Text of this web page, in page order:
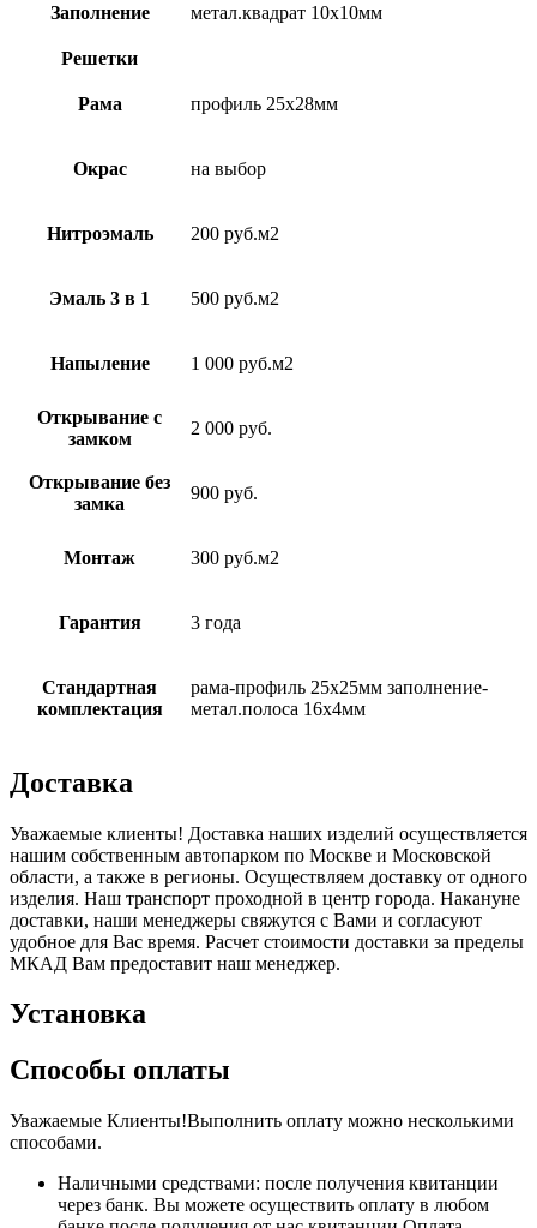
Заполнение метал.квадрат 10х10мм
Решетки
Рама профиль 25х28мм
Окрас на выбор
Нитроэмаль 200 руб.м2
Эмаль 3 в 1 500 руб.м2
Напыление 1 000 руб.м2
Открывание с
замком
2 000 руб.
Открывание без
замка
900 руб.
Монтаж 300 руб.м2
Гарантия 3 года
Стандартная
комплектация
рама-профиль 25х25мм заполнение-
метал.полоса 16х4мм
Доставка
Уважаемые клиенты! Доставка наших изделий осуществляется
нашим собственным автопарком по Москве и Московской
области, а также в регионы. Осуществляем доставку от одного
изделия. Наш транспорт проходной в центр города. Накануне
доставки, наши менеджеры свяжутся с Вами и согласуют
удобное для Вас время. Расчет стоимости доставки за пределы
МКАД Вам предоставит наш менеджер.
Установка
Способы оплаты
Уважаемые Клиенты!Выполнить оплату можно несколькими
способами.
Наличными средствами: после получения квитанции
через банк. Вы можете осуществить оплату в любом